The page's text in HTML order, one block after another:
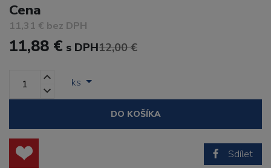
Cena
11,31 € bez DPH
11,88 € s DPH12,00 €
ks
DO KOŠÍKA
Sdílet